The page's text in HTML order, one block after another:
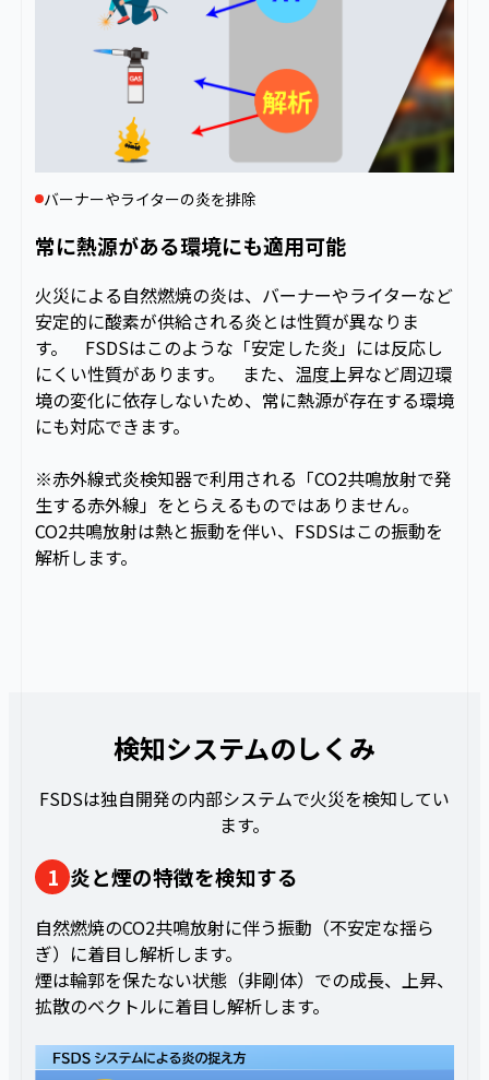
バーナーやライターの炎を排除
常に熱源がある環境にも適用可能
火災による自然燃焼の炎は、バーナーやライターなど
安定的に酸素が供給される炎とは性質が異なりま
す。 FSDSはこのような「安定した炎」には反応し
にくい性質があります。 また、温度上昇など周辺環
境の変化に依存しないため、常に熱源が存在する環境
にも対応できます。
※赤外線式炎検知器で利用される「CO2共鳴放射で発
生する赤外線」をとらえるものではありません。
CO2共鳴放射は熱と振動を伴い、FSDSはこの振動を
解析します。
検知システムのしくみ
FSDSは独自開発の内部システムで火災を検知してい
ます。
1 炎と煙の特徴を検知する
自然燃焼のCO2共鳴放射に伴う振動（不安定な揺ら
ぎ）に着目し解析します。
煙は輪郭を保たない状態（非剛体）での成長、上昇、
拡散のベクトルに着目し解析します。